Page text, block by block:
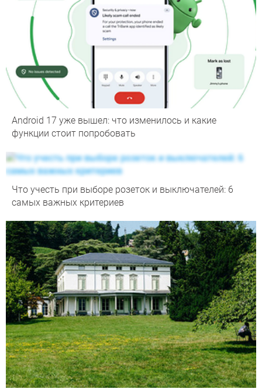
Android 17 уже вышел: что изменилось и какие
функции стоит попробовать
Что учесть при выборе розеток и выключателей: 6
самых важных критериев